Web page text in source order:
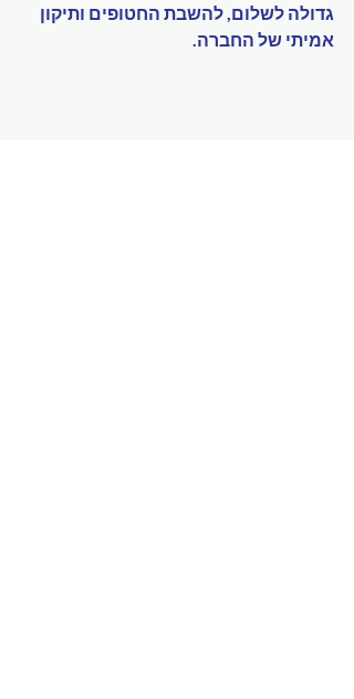
גדולה לשלום, להשבת החטופים ותיקון
אמיתי של החברה.